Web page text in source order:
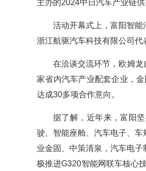
主办的2024中日汽车产业链
活动开幕式上，富阳智能
浙江航驱汽车科技有限公司代
在洽谈交流环节，欧姆
家省内汽车产业配套企业，
达成30多项合作意向。
据了解，近年来，富阳
驶、智能座舱、汽车电子、
业金固、中策清泉，汽车电
极推进G320智能网联车核心